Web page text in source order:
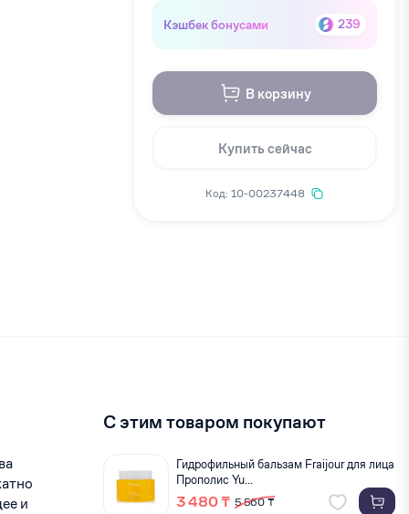
Кэшбек бонусами 239
В корзину
Купить сейчас
Код: 10-00237448
и
С этим товаром покупают
Гидрофильный бальзам Fraijour для лица
Прополис Yu...
3 480 ₸ 5 560 ₸